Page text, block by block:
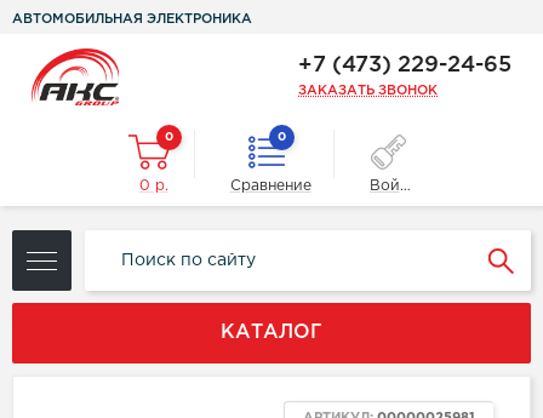
АВТОМОБИЛЬНАЯ ЭЛЕКТРОНИКА
+7 (473) 229-24-65
ЗАКАЗАТЬ ЗВОНОК
0
0 р.
0
Сравнение Войти
КАТАЛОГ